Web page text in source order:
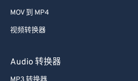
MOV 到 MP4
视频转换器
Audio 转换器